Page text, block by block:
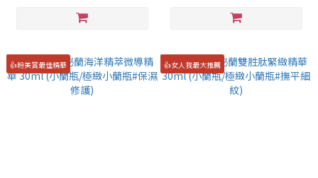
👍粉美賞最佳精華 👍女人我最大推薦